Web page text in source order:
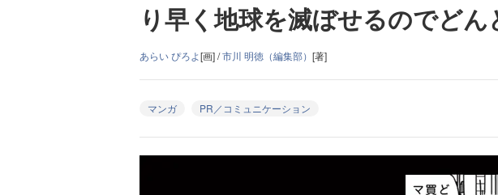
り早く地球を滅ぼせるのでど
あらい ぴろよ[画] /市川 明徳（編集部） [著]
マンガ PR／コミュニケーション